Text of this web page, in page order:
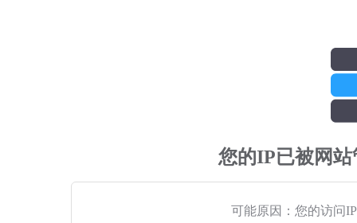
您的IP已被网
可能原因：您的访问